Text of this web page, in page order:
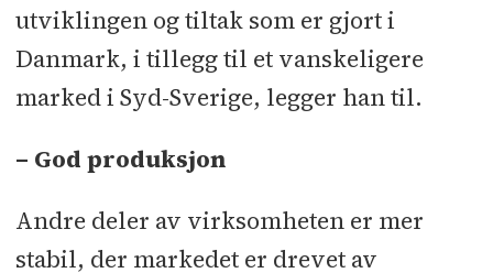
utviklingen og tiltak som er gjort i
Danmark, i tillegg til et vanskeligere
marked i Syd-Sverige, legger han til.
– God produksjon
Andre deler av virksomheten er mer
stabil, der markedet er drevet av